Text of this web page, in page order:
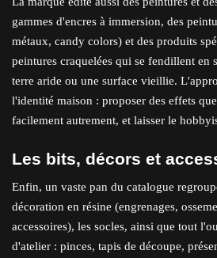
gammes d'encres à immersion, des
métaux, candy colors) et des produits
peintures craquelées qui se fendillent en
terre aride ou une surface vieillie.
l'identité maison : proposer des effets
facilement autrement, et laisser le
Les bits, décors et
Enfin, un vaste pan du catalogue
décoration en résine (engrenages,
accessoires), les socles, ainsi que tout
d'atelier : pinces, tapis de découpe,